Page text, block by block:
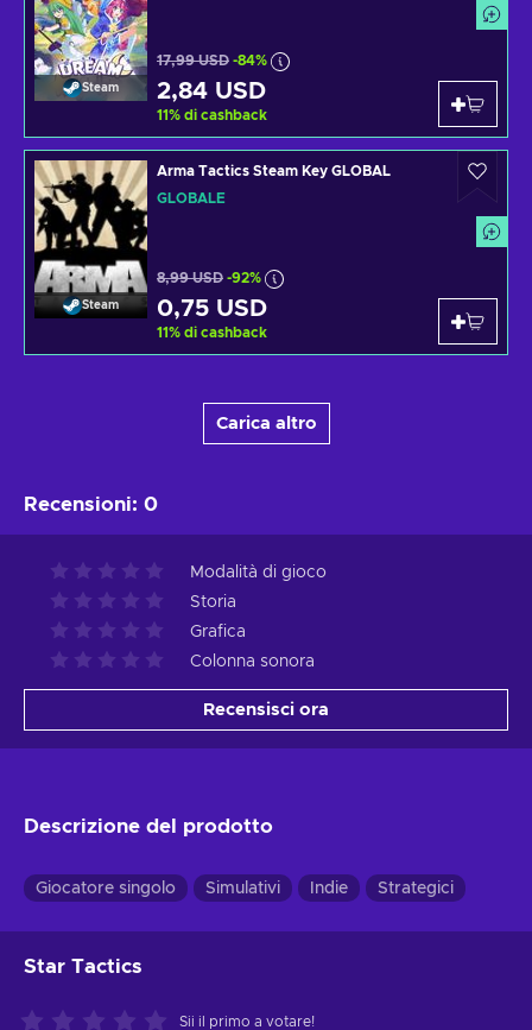
Steam
17,99 USD -84%
2,84 USD
11% di cashback
Steam
Arma Tactics Steam Key GLOBAL
GLOBALE
8,99 USD -92%
0,75 USD
11% di cashback
Carica altro
Recensioni: 0
Modalità di gioco
Storia
Grafica
Colonna sonora
Recensisci ora
Descrizione del prodotto
Giocatore singolo Simulativi Indie Strategici
Star Tactics
Sii il primo a votare!